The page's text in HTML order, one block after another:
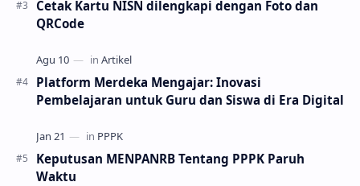
Cetak Kartu NISN dilengkapi dengan Foto dan
QRCode
Platform Merdeka Mengajar: Inovasi
Pembelajaran untuk Guru dan Siswa di Era Digital
Keputusan MENPANRB Tentang PPPK Paruh
Waktu